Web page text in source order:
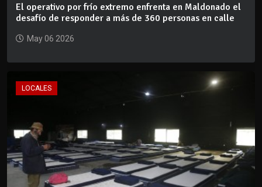
El operativo por frío extremo enfrenta en Maldonado el
desafío de responder a más de 360 personas en calle
May 06 2026
LOCALES